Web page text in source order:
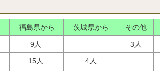
福島県から 茨城県から その他
9人 3人
15人 4人